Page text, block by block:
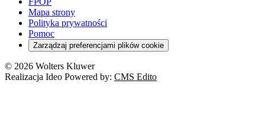
Mapa strony
Polityka prywatności
Pomoc
Zarządzaj preferencjami plików cookie
© 2026 Wolters Kluwer
Realizacja Ideo Powered by: CMS Edito